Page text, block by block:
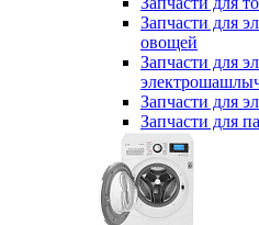
Запчасти для
овощей
Запчасти для
Запчасти для
Запчасти для